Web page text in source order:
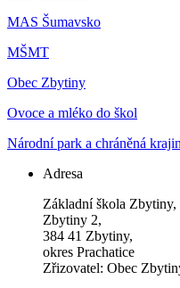
MAS Šumavsko
MŠMT
Obec Zbytiny
Ovoce a mléko do škol
Národní park a chráněná
Adresa
Základní škola Zbytiny,
Zbytiny 2,
384 41 Zbytiny,
okres Prachatice
Zřizovatel: Obec